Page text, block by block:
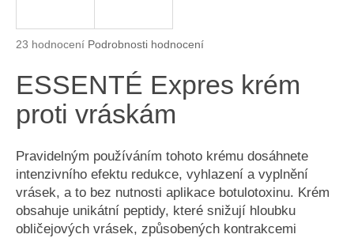
Průměrné hodnocení produktu je 4,8 z 5 hvězdiček.
23 hodnocení Podrobnosti hodnocení
ESSENTÉ Expres krém
proti vráskám
Pravidelným používáním tohoto krému dosáhnete
intenzivního efektu redukce, vyhlazení a vyplnění
vrásek, a to bez nutnosti aplikace botulotoxinu. Krém
obsahuje unikátní peptidy, které snižují hloubku
obličejových vrásek, způsobených kontrakcemi
j
t